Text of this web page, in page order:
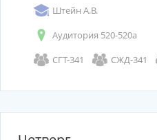
Штейн А.В.
Аудитория 520-520а
СГТ-341
СЖД-341